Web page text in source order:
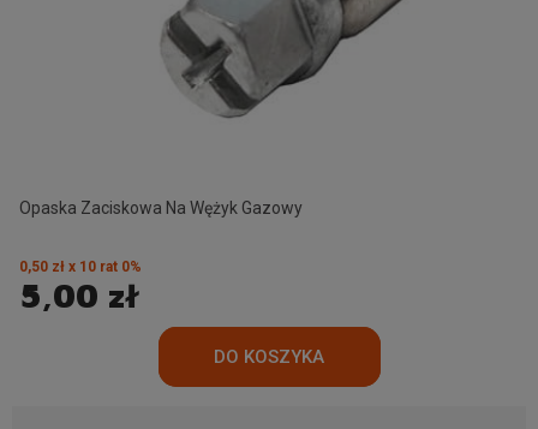
Opaska Zaciskowa Na Wężyk Gazowy
5,00 zł
0,50 zł x 10 rat 0%